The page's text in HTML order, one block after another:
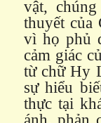
vật,
thuyết của
vì họ phủ
cảm giác
từ chữ Hy
sự hiểu
thực tại